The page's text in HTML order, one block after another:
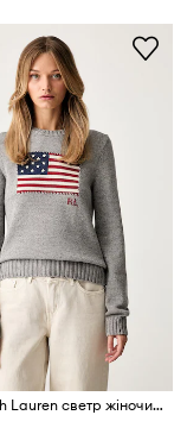
Polo Ralph Lauren светр жіночий бавовняний